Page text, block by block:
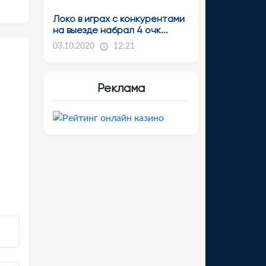
Локо в играх с конкурентами
на выезде набрал 4 очк...
03.10.2020 12:21
Реклама